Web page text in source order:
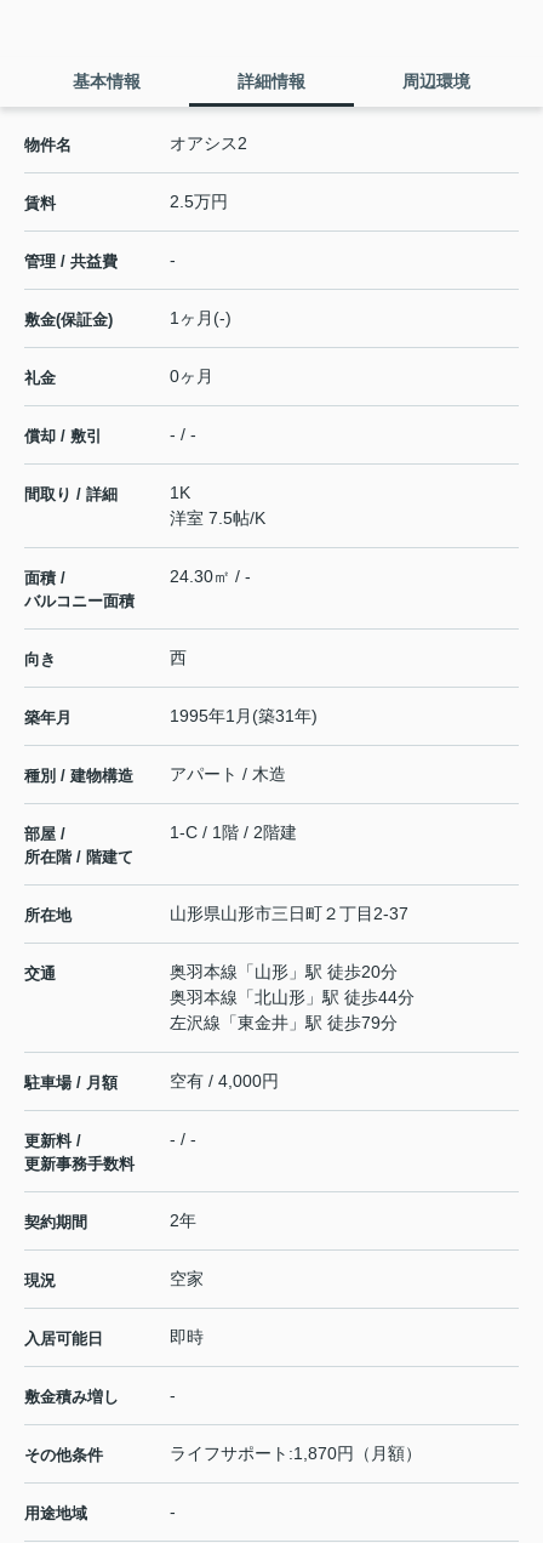
基本情報 詳細情報 周辺環境
物件名 オアシス2
賃料 2.5万円
管理 / 共益費 -
敷金(保証金) 1ヶ月(-)
礼金 0ヶ月
償却 / 敷引 - / -
間取り / 詳細
1K
洋室 7.5帖/K
面積 /
バルコニー面積
24.30㎡ / -
向き 西
築年月 1995年1月(築31年)
種別 / 建物構造 アパート / 木造
部屋 /
所在階 / 階建て
1-C / 1階 / 2階建
所在地 山形県山形市三日町２丁目2-37
交通 奥羽本線 「山形 」駅 徒歩20分
奥羽本線 「北山形 」駅 徒歩44分
左沢線 「東金井 」駅 徒歩79分
駐車場 / 月額 空有 / 4,000円
更新料 /
更新事務手数料
- / -
契約期間 2年
現況 空家
入居可能日 即時
敷金積み増し -
その他条件 ライフサポート:1,870円（月額）
用途地域 -